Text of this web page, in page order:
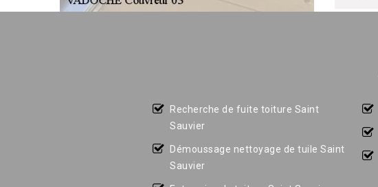
Recherche de fuite toiture Saint
Sauvier
Démoussage nettoyage de tuile Saint
Sauvier